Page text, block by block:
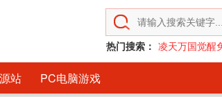
热门搜索： 凌天万国觉醒
站 PC电脑游戏